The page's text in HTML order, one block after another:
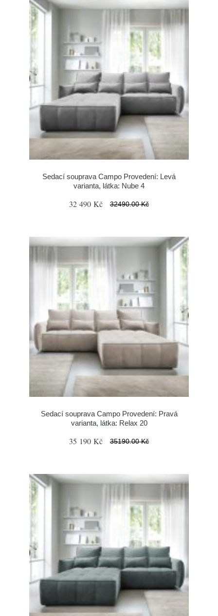
Sedací souprava Campo Provedení: Levá
varianta, látka: Nube 4
32 490 Kč 32490.00 Kč
Sedací souprava Campo Provedení: Pravá
varianta, látka: Relax 20
35 190 Kč 35190.00 Kč